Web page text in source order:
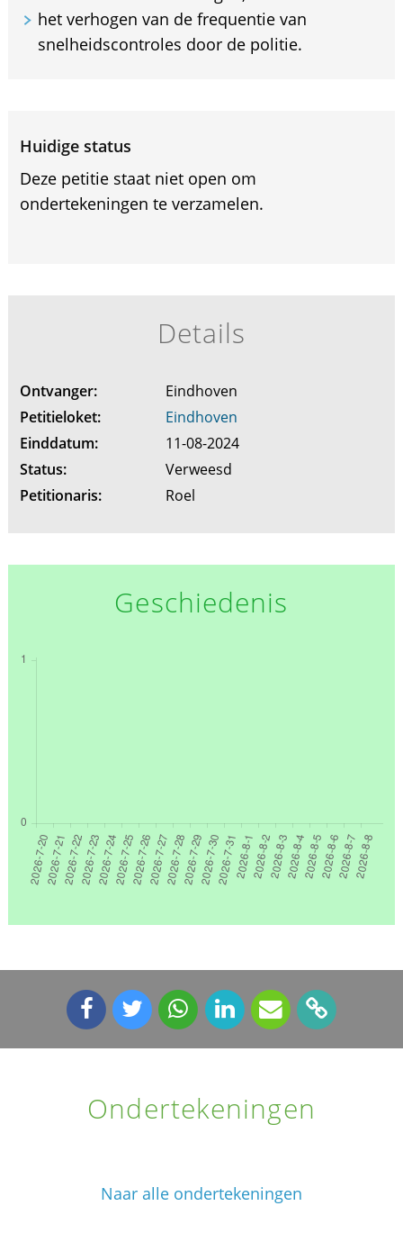
het verhogen van de frequentie van
snelheidscontroles door de politie.
Huidige status
Deze petitie staat niet open om
ondertekeningen te verzamelen.
Details
Ontvanger:
Eindhoven
Petitieloket:
Eindhoven
Einddatum:
11-08-2024
Status:
Verweesd
Petitionaris:
Roel
Geschiedenis
Ondertekeningen
Naar alle ondertekeningen